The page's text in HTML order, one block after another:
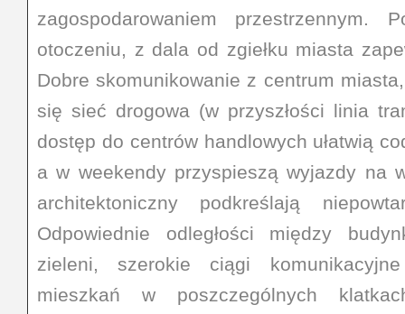
zagospodarowaniem przestrzennym.
otoczeniu, z dala od zgiełku miasta
Dobre skomunikowanie z centrum
się sieć drogowa (w przyszłości linia
dostęp do centrów handlowych ułatwią
a w weekendy przyspieszą wyjazdy na
architektoniczny podkreślają
Odpowiednie odległości między
zieleni, szerokie ciągi
mieszkań w poszczególnych